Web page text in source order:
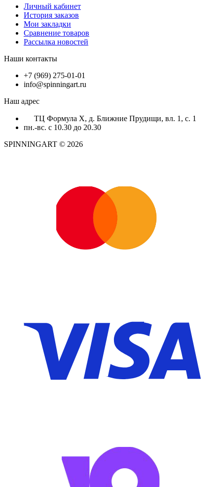
Личный кабинет
История заказов
Мои закладки
Сравнение товаров
Рассылка новостей
Наши контакты
+7 (969) 275-01-01
info@spinningart.ru
Наш адрес
ТЦ Формула X, д. Ближние Прудищи, вл. 1, с. 1
пн.-вс. с 10.30 до 20.30
SPINNINGART © 2026